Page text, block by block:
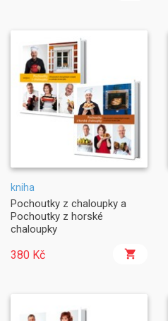
kniha
Pochoutky z chaloupky a
Pochoutky z horské
chaloupky
380 Kč